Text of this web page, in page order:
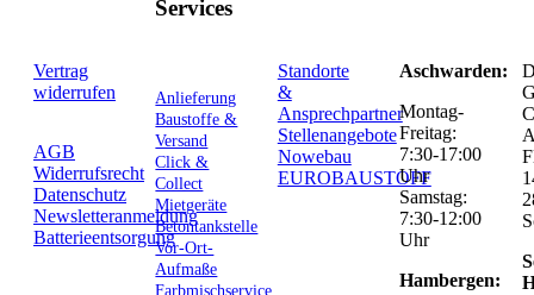
Vertrag
widerrufen
AGB
Widerrufsrecht
Datenschutz
Newsletteranmeldung
Batterieentsorgung
Services
Anlieferung
Baustoffe &
Versand
Click &
Collect
Mietgeräte
Betontankstelle
Vor-Ort-
Aufmaße
Farbmischservice
Standorte
&
Ansprechpartner
Stellenangebote
Nowebau
EUROBAUSTOFF
Aschwarden:
Montag-
Freitag:
7:30-17:00
Uhr
Samstag:
7:30-12:00
Uhr
Hambergen: